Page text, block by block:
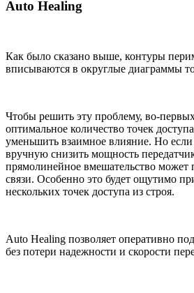
Auto Healing
Как было сказано выше, контуры
вписываются в округлые диаграммы
Чтобы решить эту проблему, во-
оптимальное количество точек
уменьшить взаимное влияние. Но если
вручную снизить мощность
прямолинейное вмешательство
связи. Особенно это будет ощутимо
нескольких точек доступа из строя.
Auto Healing позволяет оперативно
без потери надежности и скорости